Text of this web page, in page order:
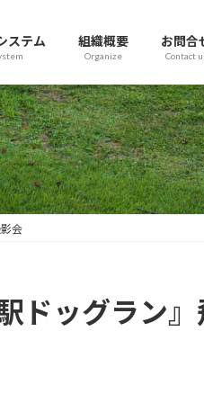
ステム 組織概要
Organize
お問合
Contact
会
ドッグラン』